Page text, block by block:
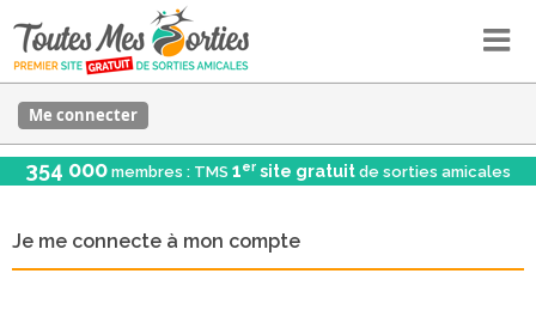
Me connecter
354 000 membres : TMS 1er site gratuit de sorties amicales
Je me connecte à mon compte